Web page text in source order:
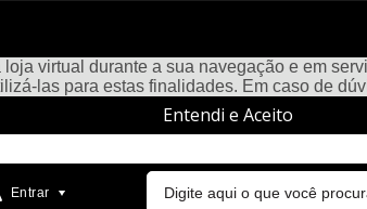
virtual durante a sua navegação e em
las para estas finalidades. Em caso de
Entendi e Aceito
Entrar